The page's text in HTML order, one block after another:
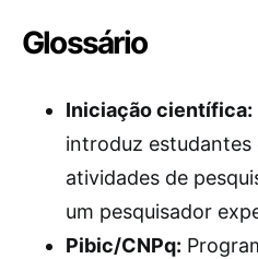
Glossário
Iniciação científica:
introduz estudantes
atividades de
um pesquisador
Pibic/CNPq: